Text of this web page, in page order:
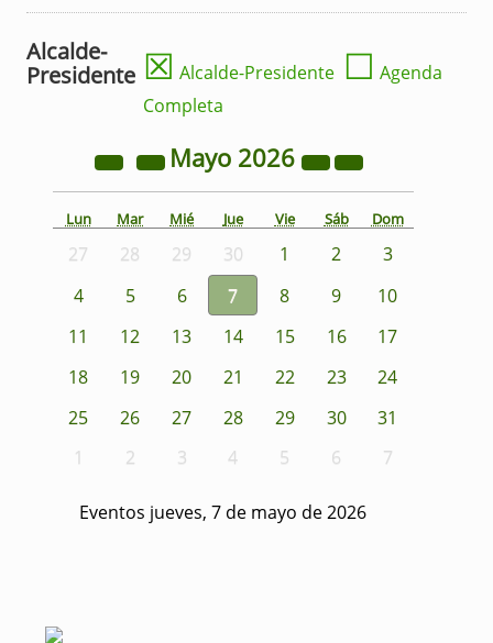
Alcalde-
Presidente ☒ Alcalde-Presidente ☐ Agenda
Completa
Mayo 2026
Lun Mar Mié Jue Vie Sáb Dom
27 28 29 30 1 2
3
4
5 6 7 8 9
10
11
12 13 14 15 16
17
18
19 20 21 22 23
24
25
26 27 28 29 30
31
1
2 3 4 5 6 7
Eventos jueves, 7 de mayo de 2026